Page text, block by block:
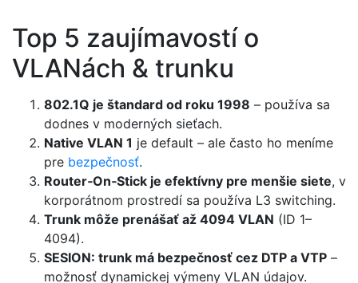
Top 5 zaujímavostí o
VLANách & trunku
802.1Q je štandard od roku 1998 – používa sa
dodnes v moderných sieťach.
Native VLAN 1 je default – ale často ho meníme
pre bezpečnosť.
Router‑On‑Stick je efektívny pre menšie siete, v
korporátnom prostredí sa používa L3 switching.
Trunk môže prenášať až 4094 VLAN (ID 1–
4094).
SESION: trunk má bezpečnosť cez DTP a VTP –
možnosť dynamickej výmeny VLAN údajov.